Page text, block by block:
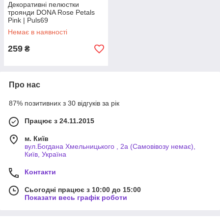
Декоративні пелюстки
троянди DONA Rose Petals
Pink | Puls69
Немає в наявності
259 ₴
Про нас
87% позитивних з 30 відгуків за рік
Працює з 24.11.2015
м. Київ
вул.Богдана Хмельницького , 2а (Самовівозу немає),
Київ, Україна
Контакти
Сьогодні працює з 10:00 до 15:00
Показати весь графік роботи